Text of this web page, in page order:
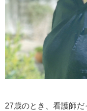
27歳のとき、看護師